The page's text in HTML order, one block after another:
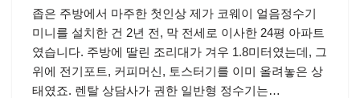
좁은 주방에서 마주한 첫인상 제가 코웨이 얼음정수기
미니를 설치한 건 2년 전, 막 전세로 이사한 24평 아파트
였습니다. 주방에 딸린 조리대가 겨우 1.8미터였는데, 그
위에 전기포트, 커피머신, 토스터기를 이미 올려놓은 상
태였죠. 렌탈 상담사가 권한 일반형 정수기는…